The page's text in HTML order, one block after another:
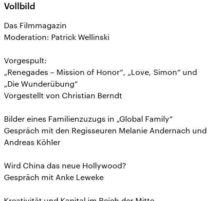
Vollbild
Das Filmmagazin
Moderation: Patrick Wellinski
Vorgespult:
„Renegades – Mission of Honor“, „Love, Simon“ und
„Die Wunderübung“
Vorgestellt von Christian Berndt
Bilder eines Familienzuzugs in „Global Family“
Gespräch mit den Regisseuren Melanie Andernach und
Andreas Köhler
Wird China das neue Hollywood?
Gespräch mit Anke Leweke